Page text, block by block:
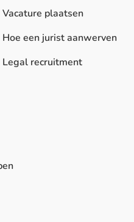
Vacature plaatsen
Hoe een jurist aanwerven
Legal recruitment